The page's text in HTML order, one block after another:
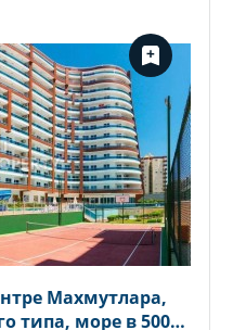
Махмутлара,
типа, море в 500